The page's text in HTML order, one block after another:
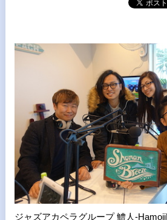
ジャズアカペラグループ 鱧人-